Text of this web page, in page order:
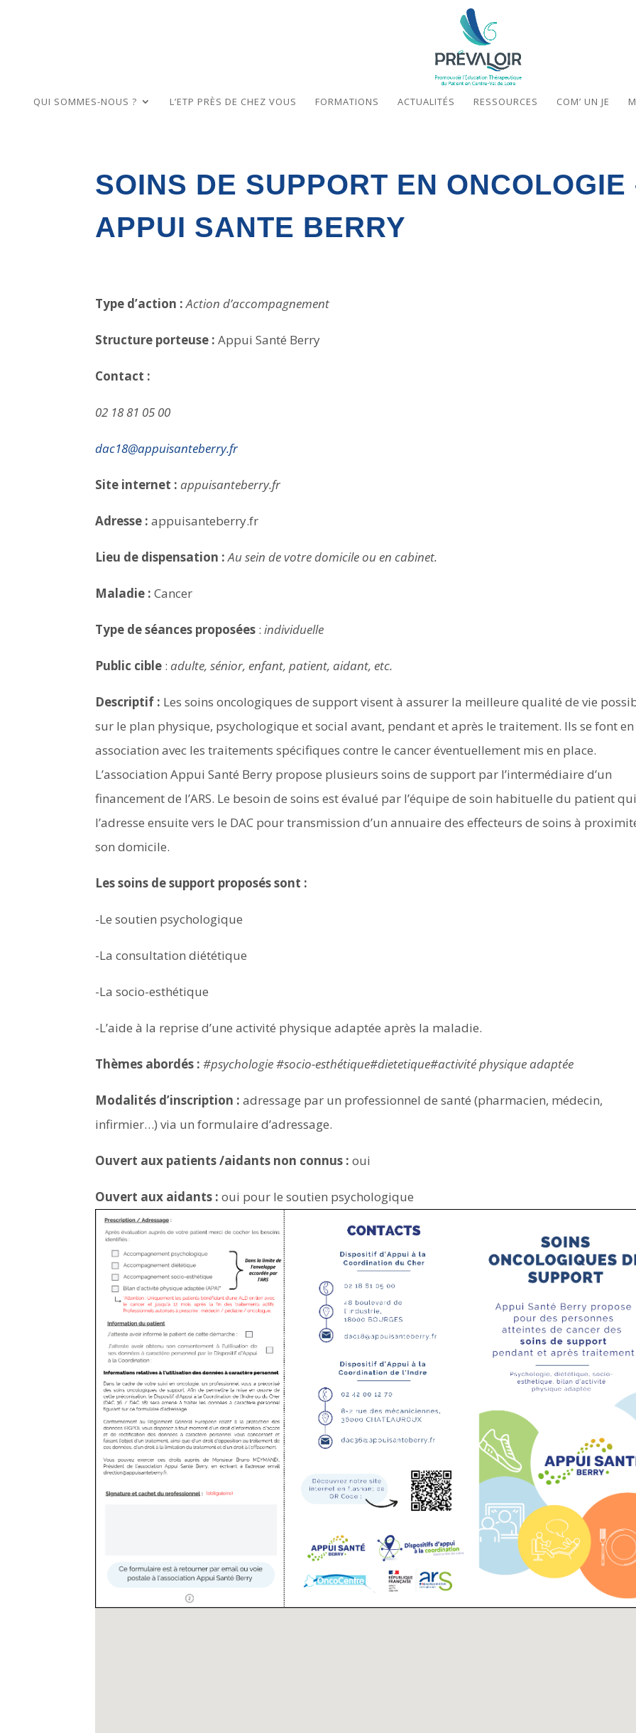
QUI SOMMES-NOUS ? L’ETP PRÈS DE CHEZ VOUS FORMATIONS ACTUALITÉS RESSOURCES COM’ UN JE
SOINS DE SUPPORT EN ONCOLOGIE
APPUI SANTE BERRY
Type d’action : Action d’accompagnement
Structure porteuse : Appui Santé Berry
Contact :
02 18 81 05 00
dac18@appuisanteberry.fr
Site internet : appuisanteberry.fr
Adresse : appuisanteberry.fr
Lieu de dispensation : Au sein de votre domicile ou en cabinet.
Maladie : Cancer
Type de séances proposées :individuelle
Public cible : adulte, sénior, enfant, patient, aidant, etc.
Descriptif : Les soins oncologiques de support visent à assurer la meilleure qualité de vie
sur le plan physique, psychologique et social avant, pendant et après le traitement. Ils se font en
association avec les traitements spécifiques contre le cancer éventuellement mis en place.
L’association Appui Santé Berry propose plusieurs soins de support par l’intermédiaire d’un
financement de l’ARS. Le besoin de soins est évalué par l’équipe de soin habituelle du patient
l’adresse ensuite vers le DAC pour transmission d’un annuaire des effecteurs de soins à
son domicile.
Les soins de support proposés sont :
-Le soutien psychologique
-La consultation diététique
-La socio-esthétique
-L’aide à la reprise d’une activité physique adaptée après la maladie.
Thèmes abordés : #psychologie #socio-esthétique#dietetique#activité physique adaptée
Modalités d’inscription : adressage par un professionnel de santé (pharmacien, médecin,
infirmier…) via un formulaire d’adressage.
Ouvert aux patients /aidants non connus : oui
Ouvert aux aidants : oui pour le soutien psychologique